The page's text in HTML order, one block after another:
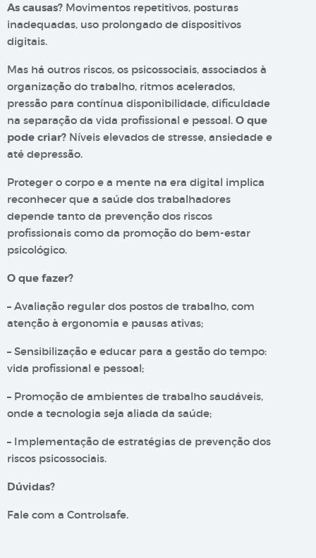
As causas? Movimentos repetitivos, posturas
inadequadas, uso prolongado de dispositivos
digitais.
Mas há outros riscos, os psicossociais, associados à
organização do trabalho, ritmos acelerados,
pressão para contínua disponibilidade, dificuldade
na separação da vida profissional e pessoal. O que
pode criar? Níveis elevados de stresse, ansiedade e
até depressão.
Proteger o corpo e a mente na era digital implica
reconhecer que a saúde dos trabalhadores
depende tanto da prevenção dos riscos
profissionais como da promoção do bem-estar
psicológico.
O que fazer?
– Avaliação regular dos postos de trabalho, com
atenção à ergonomia e pausas ativas;
– Sensibilização e educar para a gestão do tempo:
vida profissional e pessoal;
– Promoção de ambientes de trabalho saudáveis,
onde a tecnologia seja aliada da saúde;
– Implementação de estratégias de prevenção dos
riscos psicossociais.
Dúvidas?
Fale com a Controlsafe.